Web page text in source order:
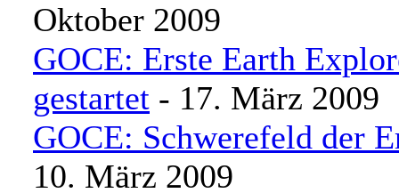
Oktober 2009
GOCE: Erste Earth
gestartet - 17. März 2009
GOCE: Schwerefeld der
10. März 2009